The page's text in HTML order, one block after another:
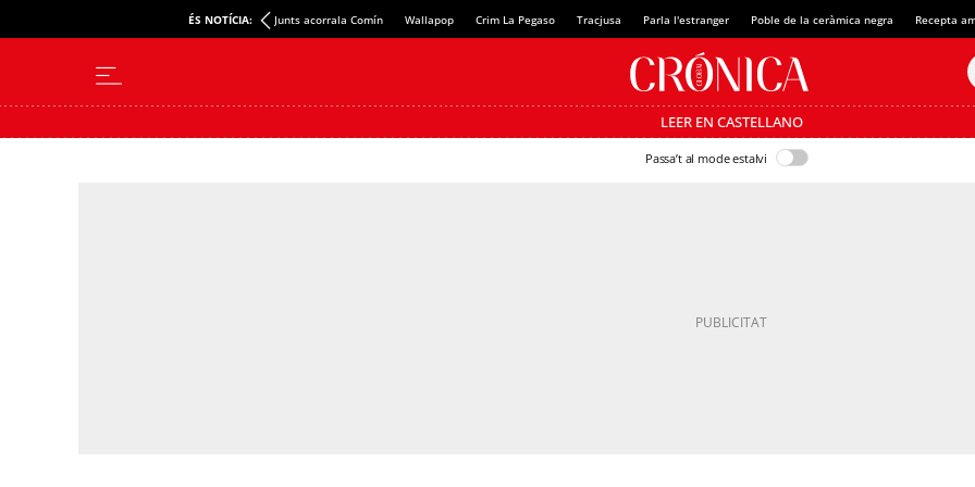
ÉS NOTÍCIA: Junts acorrala Comín Wallapop Crim La Pegaso Tracjusa Parla l'estranger Poble de la ceràmica negra Recepta
LEER EN CASTELLANO
Passa’t al mode estalvi